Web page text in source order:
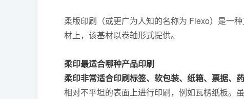
柔版印刷（或更广为人知的名称为 Flexo）是一
材上，该基材以卷轴形式提供。
柔印最适合哪种产品印刷
柔印非常适合印刷标签、软包装、纸箱、票据、
相对不平坦的表面上进行印刷，例如瓦楞纸板。